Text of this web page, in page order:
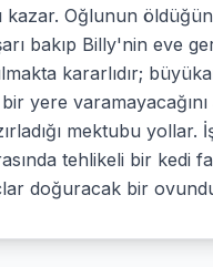
kazar. Oğlunun
bakıp Billy'nin eve
kararlıdır;
yere
mektubu yollar.
tehlikeli bir kedi
doğuracak bir